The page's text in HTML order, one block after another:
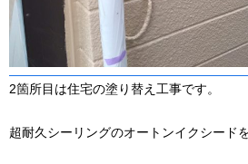
2箇所目は住宅の塗り替え工事です。
超耐久シーリングのオートンイクシード